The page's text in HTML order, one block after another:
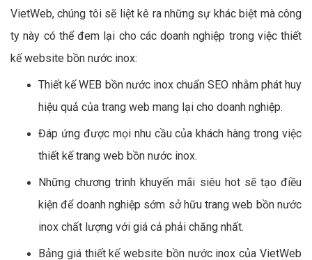
VietWeb, chúng tôi sẽ liệt kê ra những sự khác biệt mà công
ty này có thể đem lại cho các doanh nghiệp trong việc thiết
kế website bồn nước inox:
Thiết kế WEB bồn nước inox chuẩn SEO nhằm phát huy
hiệu quả của trang web mang lại cho doanh nghiệp.
Đáp ứng được mọi nhu cầu của khách hàng trong việc
thiết kế trang web bồn nước inox.
Những chương trình khuyến mãi siêu hot sẽ tạo điều
kiện để doanh nghiệp sớm sở hữu trang web bồn nước
inox chất lượng với giá cả phải chăng nhất.
Bảng giá thiết kế website bồn nước inox của VietWeb